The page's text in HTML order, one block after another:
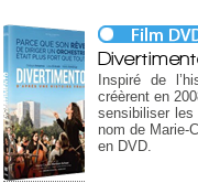
Inspiré de
créèrent en
sensibiliser
nom de Marie-
en DVD.